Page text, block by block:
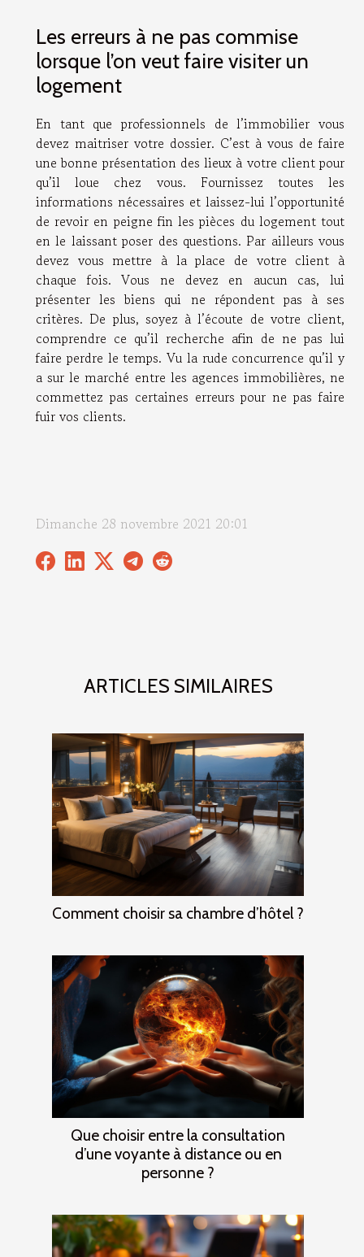
ARTICLES SIMILAIRES
Comment choisir sa chambre d’hôtel ?
Que choisir entre la consultation
d’une voyante à distance ou en
personne ?
Les erreurs à ne pas commise
lorsque l’on veut faire visiter un
logement
En tant que professionnels de l’immobilier vous
devez maitriser votre dossier. C’est à vous de faire
une bonne présentation des lieux à votre client pour
qu’il loue chez vous. Fournissez toutes les
informations nécessaires et laissez-lui l’opportunité
de revoir en peigne fin les pièces du logement tout
en le laissant poser des questions. Par ailleurs vous
devez vous mettre à la place de votre client à
chaque fois. Vous ne devez en aucun cas, lui
présenter les biens qui ne répondent pas à ses
critères. De plus, soyez à l’écoute de votre client,
comprendre ce qu’il recherche afin de ne pas lui
faire perdre le temps. Vu la rude concurrence qu’il y
a sur le marché entre les agences immobilières, ne
commettez pas certaines erreurs pour ne pas faire
fuir vos clients.
Dimanche 28 novembre 2021 20:01